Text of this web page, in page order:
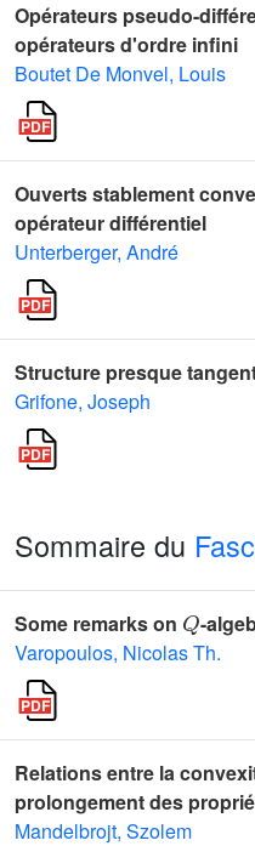
Opérateurs pseudo-
opérateurs d'ordre infini
Boutet De Monvel, Louis
Ouverts stablement
opérateur différentiel
Unterberger, André
Structure presque
Grifone, Joseph
Sommaire du
Some remarks on
-
Varopoulos, Nicolas Th.
Relations entre la
prolongement des
Mandelbrojt, Szolem